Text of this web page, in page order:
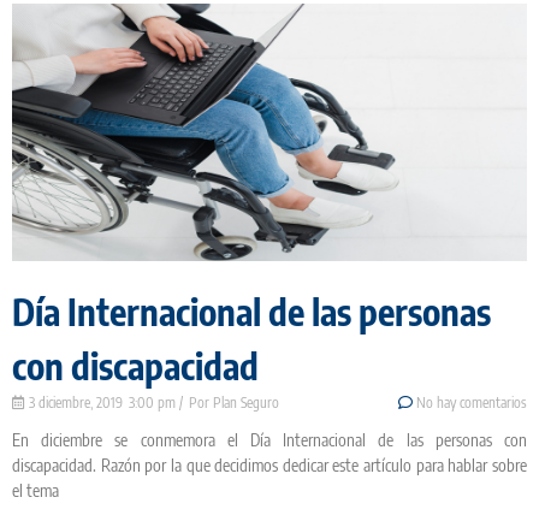
Día Internacional de las personas
con discapacidad
Plan Seguro
3 diciembre, 2019 3:00 pm No hay comentarios
En diciembre se conmemora el Día Internacional de las personas con
discapacidad. Razón por la que decidimos dedicar este artículo para hablar sobre
el tema